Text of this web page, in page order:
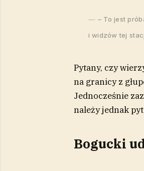
– To jest
i widzów tej
Pytany, czy
na granicy z
Jednocześnie
należy jednak
Bogucki